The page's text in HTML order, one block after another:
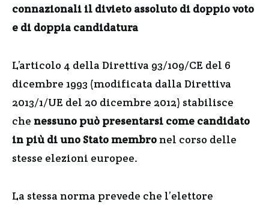
connazionaliil divieto assoluto di doppio voto
e di doppia candidatura
L’articolo 4 della Direttiva 93/109/CE del 6
dicembre 1993 (modificata dalla Direttiva
2013/1/UE del 20 dicembre 2012) stabilisce
che nessuno può presentarsi come candidato
in più di uno Stato membronel corso delle
stesse elezioni europee.
La stessa norma prevede che l’elettore